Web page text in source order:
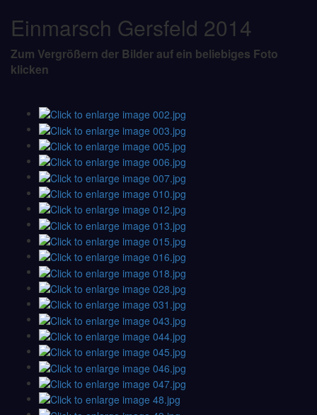
Einmarsch Gersfeld 2014
Zum Vergrößern der Bilder auf ein beliebiges Foto
klicken